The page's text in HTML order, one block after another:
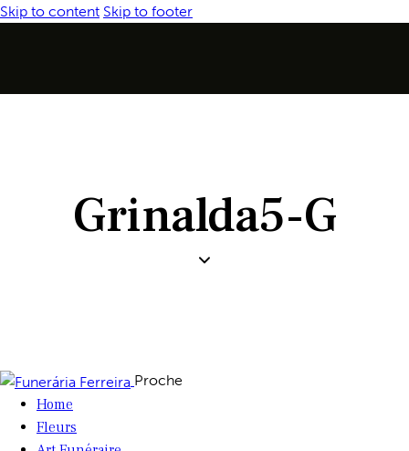
Skip to content Skip to footer
Grinalda5-G
Proche
Home
Fleurs